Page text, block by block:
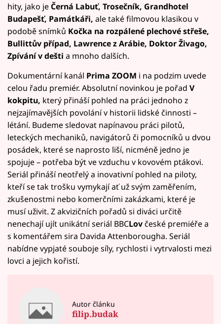
hity, jako je Černá Labuť, Trosečník, Grandhotel
Budapešť, Památkáři, ale také filmovou klasikou v
podobě snímků Kočka na rozpálené plechové střeše,
Bullittův případ, Lawrence z Arábie, Doktor Živago,
Zpívání v dešti a mnoho dalších.
Dokumentární kanál Prima ZOOM i na podzim uvede
celou řadu premiér. Absolutní novinkou je pořad V
kokpitu, který přináší pohled na práci jednoho z
nejzajímavějších povolání v historii lidské činnosti –
létání. Budeme sledovat napínavou práci pilotů,
leteckých mechaniků, navigátorů či pomocníků u dvou
posádek, které se naprosto liší, nicméně jedno je
spojuje – potřeba být ve vzduchu v kovovém ptákovi.
Seriál přináší neotřelý a inovativní pohled na piloty,
kteří se tak trošku vymykají ať už svým zaměřením,
zkušenostmi nebo komerčními zakázkami, které je
musí uživit. Z akvizičních pořadů si diváci určitě
nenechají ujít unikátní seriál BBCLovčeské premiéře a
s komentářem sira Davida Attenborougha. Seriál
nabídne vypjaté souboje síly, rychlosti i vytrvalosti mezi
lovci a jejich kořistí.
Autor článku
filip.budak